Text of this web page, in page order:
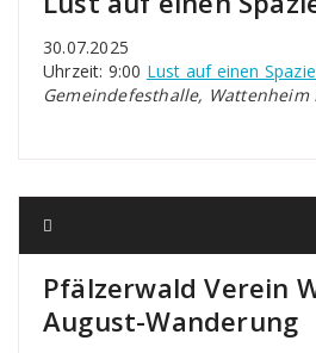
30.07.2025
Uhrzeit: 9:00 Lust auf einen
Gemeindefesthalle,
Pfälzerwald Verein
August-Wanderung